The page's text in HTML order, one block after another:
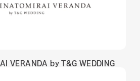
Mens
Restaurant
VERANDA by T&G WEDDING